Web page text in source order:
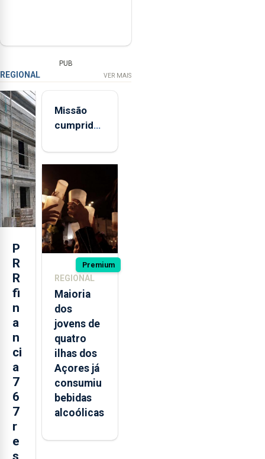
PUB
REGIONAL VER MAIS
P
R
R
fi
n
a
n
ci
a
7
6
7
r
e
Missão
cumprida:
açorianos
após
missão na
Roménia
Premium
REGIONAL
Maioria
dos
jovens de
quatro
ilhas dos
Açores já
consumiu
bebidas
alcoólicas